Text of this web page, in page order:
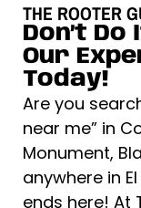
THE ROOTER
Don’t
Our
Today!
Are you
near me” in
Monument,
anywhere in
ends here! At